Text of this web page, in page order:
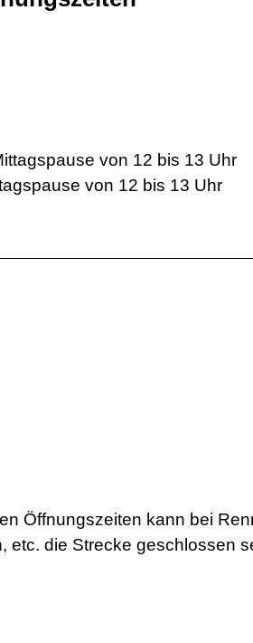
von 12 bis 13 Uhr
von 12 bis 13 Uhr
Öffnungszeiten kann bei
etc. die Strecke geschlossen